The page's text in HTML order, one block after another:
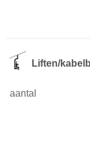
Liften/
aantal